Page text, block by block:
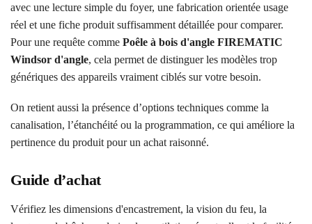
avec une lecture simple du foyer, une fabrication orientée usage
réel et une fiche produit suffisamment détaillée pour comparer.
Pour une requête comme Poêle à bois d'angle FIREMATIC
Windsor d'angle, cela permet de distinguer les modèles trop
génériques des appareils vraiment ciblés sur votre besoin.
On retient aussi la présence d’options techniques comme la
canalisation, l’étanchéité ou la programmation, ce qui améliore la
pertinence du produit pour un achat raisonné.
Guide d’achat
Vérifiez les dimensions d'encastrement, la vision du feu, la